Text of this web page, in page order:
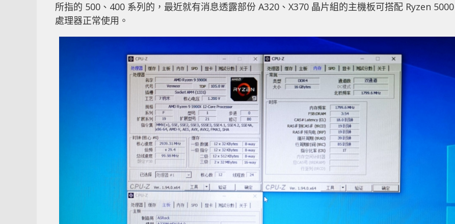
所指的 500、400 系列的，最近就有消息透露部份 A320、X370 晶片組的主機板可搭配 Ryzen 5000
處理器正常使用。
此前有板廠表示，一些 A320、X370 晶片組同樣支援 Ryzen 5000 處理器。而近日有中國的網民在論
壇發帖表示，他成功在 A320M 主機板上使用 Ryzen 9 5900X 處理器，而主機板看來應該是 Asrock
另外 OC3D 上的用戶 Brko 亦指，Gigabyte 集成了 AGESA 1.1.0.0 微碼的主機板同樣可正常使用
Ryzen 5000 處理器，不過 PCI-E 4.0 一樣是著到屏蔽。至於 300 系列晶片組搭配 Zen3 運作的話，穩
定性與超頻能力還有待觀察。而目前至有不少廠商已經為旗下的 B450 主機板釋放新 BIOS 以支援
上述圖片來自 Chiphell